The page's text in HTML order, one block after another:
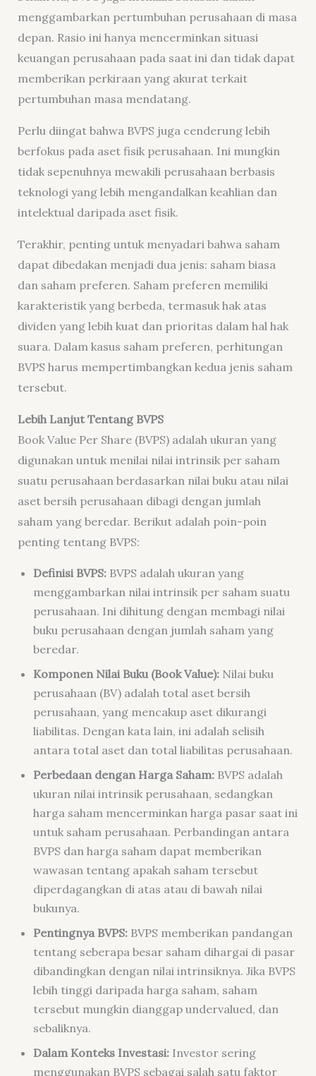
menggambarkan pertumbuhan perusahaan di masa
depan. Rasio ini hanya mencerminkan situasi
keuangan perusahaan pada saat ini dan tidak dapat
memberikan perkiraan yang akurat terkait
pertumbuhan masa mendatang.
Perlu diingat bahwa BVPS juga cenderung lebih
berfokus pada aset fisik perusahaan. Ini mungkin
tidak sepenuhnya mewakili perusahaan berbasis
teknologi yang lebih mengandalkan keahlian dan
intelektual daripada aset fisik.
Terakhir, penting untuk menyadari bahwa saham
dapat dibedakan menjadi dua jenis: saham biasa
dan saham preferen. Saham preferen memiliki
karakteristik yang berbeda, termasuk hak atas
dividen yang lebih kuat dan prioritas dalam hal hak
suara. Dalam kasus saham preferen, perhitungan
BVPS harus mempertimbangkan kedua jenis saham
tersebut.
Lebih Lanjut Tentang BVPS
Book Value Per Share (BVPS) adalah ukuran yang
digunakan untuk menilai nilai intrinsik per saham
suatu perusahaan berdasarkan nilai buku atau nilai
aset bersih perusahaan dibagi dengan jumlah
saham yang beredar. Berikut adalah poin-poin
penting tentang BVPS:
Definisi BVPS: BVPS adalah ukuran yang
menggambarkan nilai intrinsik per saham suatu
perusahaan. Ini dihitung dengan membagi nilai
buku perusahaan dengan jumlah saham yang
beredar.
Komponen Nilai Buku (Book Value): Nilai buku
perusahaan (BV) adalah total aset bersih
perusahaan, yang mencakup aset dikurangi
liabilitas. Dengan kata lain, ini adalah selisih
antara total aset dan total liabilitas perusahaan.
Perbedaan dengan Harga Saham: BVPS adalah
ukuran nilai intrinsik perusahaan, sedangkan
harga saham mencerminkan harga pasar saat ini
untuk saham perusahaan. Perbandingan antara
BVPS dan harga saham dapat memberikan
wawasan tentang apakah saham tersebut
diperdagangkan di atas atau di bawah nilai
bukunya.
Pentingnya BVPS: BVPS memberikan pandangan
tentang seberapa besar saham dihargai di pasar
dibandingkan dengan nilai intrinsiknya. Jika BVPS
lebih tinggi daripada harga saham, saham
tersebut mungkin dianggap undervalued, dan
sebaliknya.
Dalam Konteks Investasi: Investor sering
menggunakan BVPS sebagai salah satu faktor